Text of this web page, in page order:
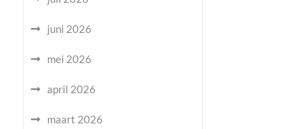
juni 2026
mei 2026
april 2026
maart 2026